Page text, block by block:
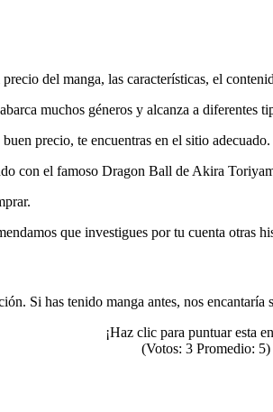
del manga, las características, el
muchos géneros y alcanza a diferentes
precio, te encuentras en el sitio adecuado.
con el famoso Dragon Ball de Akira
que investigues por tu cuenta
Si has tenido manga antes, nos encantaría
¡Haz clic para puntuar esta
(Votos: 3Promedio: 5)